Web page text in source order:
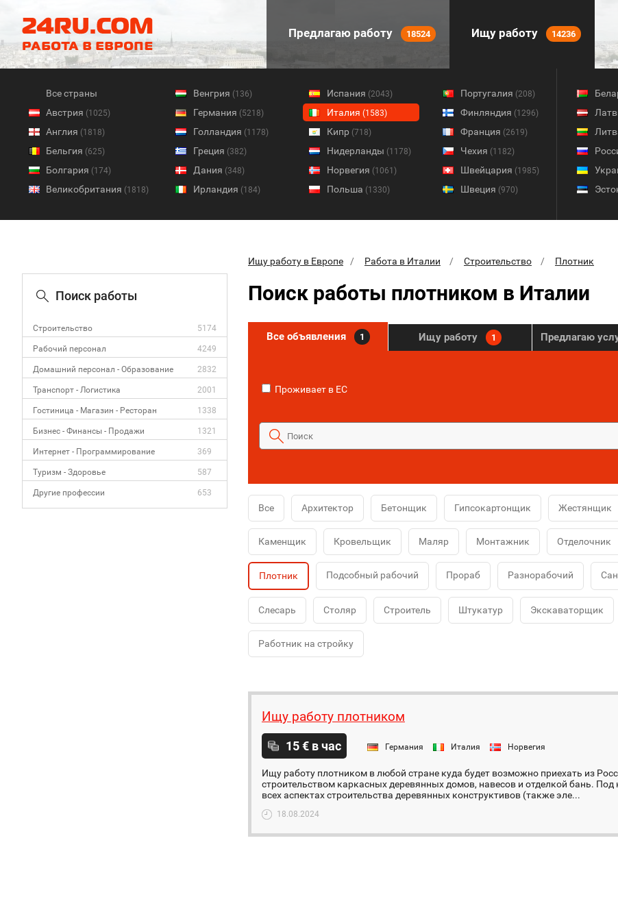
Предлагаю работу 18524 Ищу работу 14236
Все страны
Австрия (1025)
Англия (1818)
Бельгия (625)
Болгария (174)
Великобритания (1818)
Венгрия (136)
Германия (5218)
Голландия (1178)
Греция (382)
Дания (348)
Ирландия (184)
Испания (2043)
Италия (1583)
Кипр (718)
Нидерланды (1178)
Норвегия (1061)
Польша (1330)
Португалия (208)
Финляндия (1296)
Франция (2619)
Чехия (1182)
Швейцария (1985)
Швеция (970)
Поиск работы
Строительство 5174
Рабочий персонал 4249
Домашний персонал - Образование 2832
Транспорт - Логистика 2001
Гостиница - Магазин - Ресторан 1338
Бизнес - Финансы - Продажи 1321
Интернет - Программирование 369
Туризм - Здоровье 587
Другие профессии 653
Ищу работу в Европе Работа в Италии Строительство Плотник
Поиск работы плотником в Италии
Все объявления 1 Ищу работу 1 Предлагаю
Проживает в ЕС
Все Архитектор Бетонщик Гипсокартонщик Жестянщик
Каменщик Кровельщик Маляр Монтажник Отделочник
Плотник Подсобный рабочий Прораб Разнорабочий
Слесарь Столяр Строитель Штукатур Экскаваторщик
Работник на стройку
Ищу работу плотником
15 € в час Германия Италия Норвегия
Ищу работу плотником в любой стране куда будет возможно приехать из
строительством каркасных деревянных домов, навесов и отделкой бань.
всех аспектах строительства деревянных конструктивов (также эле...
18.08.2024